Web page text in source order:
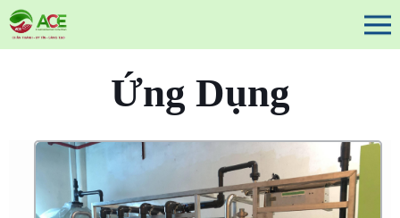
Ứng Dụng